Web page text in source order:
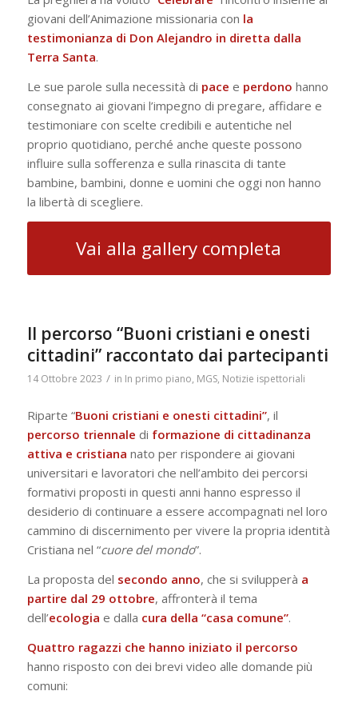
giovani dell’Animazione missionaria con la
testimonianza di Don Alejandro in diretta dalla
Terra Santa.
Le sue parole sulla necessità di pace e perdono hanno
consegnato ai giovani l’impegno di pregare, affidare e
testimoniare con scelte credibili e autentiche nel
proprio quotidiano, perché anche queste possono
influire sulla sofferenza e sulla rinascita di tante
bambine, bambini, donne e uomini che oggi non hanno
la libertà di scegliere.
Vai alla gallery completa
Il percorso “Buoni cristiani e onesti
cittadini” raccontato dai partecipanti
14 Ottobre 2023 / in In primo piano, MGS, Notizie ispettoriali
Riparte “Buoni cristiani e onesti cittadini”, il
percorso triennale di formazione di cittadinanza
attiva e cristiana nato per rispondere ai giovani
universitari e lavoratori che nell’ambito dei percorsi
formativi proposti in questi anni hanno espresso il
desiderio di continuare a essere accompagnati nel loro
cammino di discernimento per vivere la propria identità
Cristiana nel “cuore del mondo”.
La proposta del secondo anno, che si svilupperà a
partire dal 29 ottobre, affronterà il tema
dell’ecologia e dalla cura della “casa comune”.
Quattro ragazzi che hanno iniziato il percorso
hanno risposto con dei brevi video alle domande più
comuni: